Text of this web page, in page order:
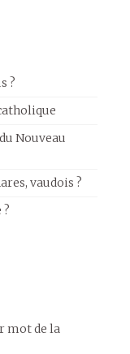
?
Nouveau
vaudois ?
mot de la